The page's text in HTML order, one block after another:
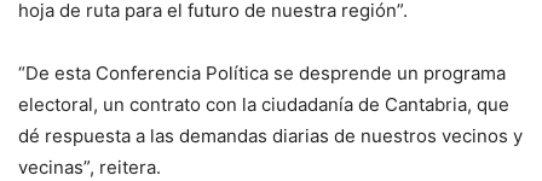
hoja de ruta para el futuro de nuestra región”.
“De esta Conferencia Política se desprende un programa
electoral, un contrato con la ciudadanía de Cantabria, que
dé respuesta a las demandas diarias de nuestros vecinos y
vecinas”, reitera.